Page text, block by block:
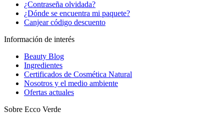
¿Contraseña olvidada?
¿Dónde se encuentra mi paquete?
Canjear código descuento
Información de interés
Beauty Blog
Ingredientes
Certificados de Cosmética Natural
Nosotros y el medio ambiente
Ofertas actuales
Sobre Ecco Verde